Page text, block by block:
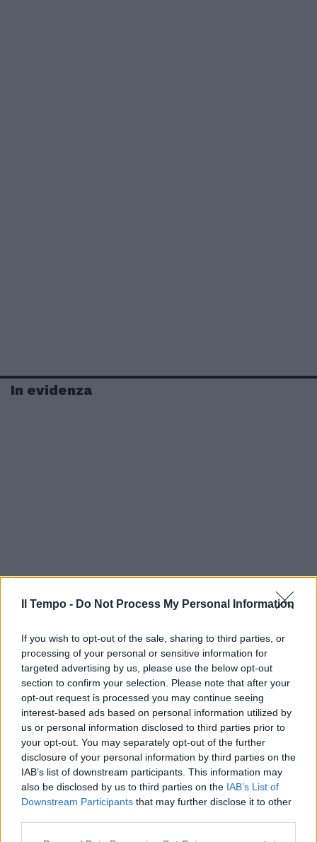
Il Tempo - Do Not Process My Personal Information
If you wish to opt-out of the sale, sharing to third parties, or
processing of your personal or sensitive information for
targeted advertising by us, please use the below opt-out
section to confirm your selection. Please note that after your
opt-out request is processed you may continue seeing
interest-based ads based on personal information utilized by
us or personal information disclosed to third parties prior to
your opt-out. You may separately opt-out of the further
disclosure of your personal information by third parties on the
IAB’s list of downstream participants. This information may
also be disclosed by us to third parties on the IAB’s List of
Downstream Participants that may further disclose it to other
In evidenza